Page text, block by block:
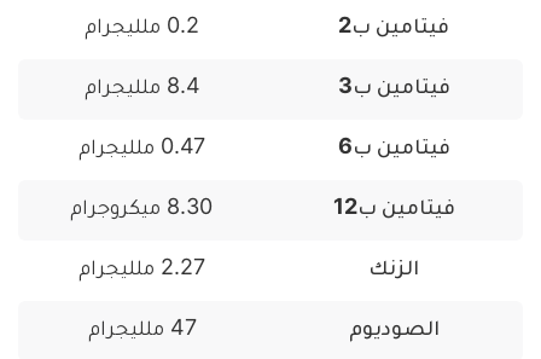
فيتامين ب2 0.2 ملليجرام
فيتامين ب3 8.4 ملليجرام
فيتامين ب6 0.47 ملليجرام
فيتامين ب12 8.30 ميكروجرام
الزنك 2.27 ملليجرام
الصوديوم 47 ملليجرام